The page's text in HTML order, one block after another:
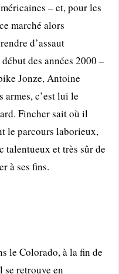
– et, pour les
marché alors
d’assaut
des années 2000 –
Jonze, Antoine
armes, c’est lui le
Fincher sait où il
le parcours laborieux,
talentueux et très sûr de
à ses fins.
le Colorado, à la fin de
se retrouve en